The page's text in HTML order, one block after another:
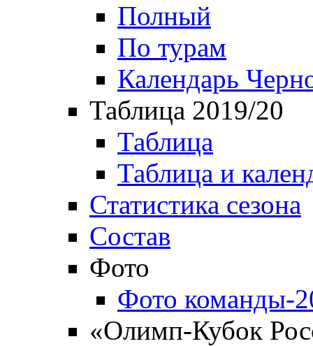
Полный
По турам
Календарь
Таблица 2019/20
Таблица
Таблица и
Статистика сезона
Состав
Фото
Фото команды-
«Олимп-Кубок